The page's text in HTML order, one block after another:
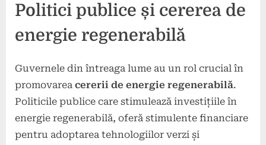
Politici publice și cererea de
energie regenerabilă
Guvernele din întreaga lume au un rol crucial în
promovarea cererii de energie regenerabilă.
Politicile publice care stimulează investițiile în
energie regenerabilă, oferă stimulente financiare
pentru adoptarea tehnologiilor verzi și